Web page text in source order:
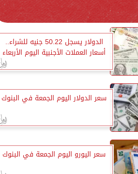
الدولار يسجل 50.22 جنيه للشراء..
أسعار العملات الأجنبية اليوم الأربعاء
سعر الدولار اليوم الجمعة في البنوك
سعر اليورو اليوم الجمعة في البنوك